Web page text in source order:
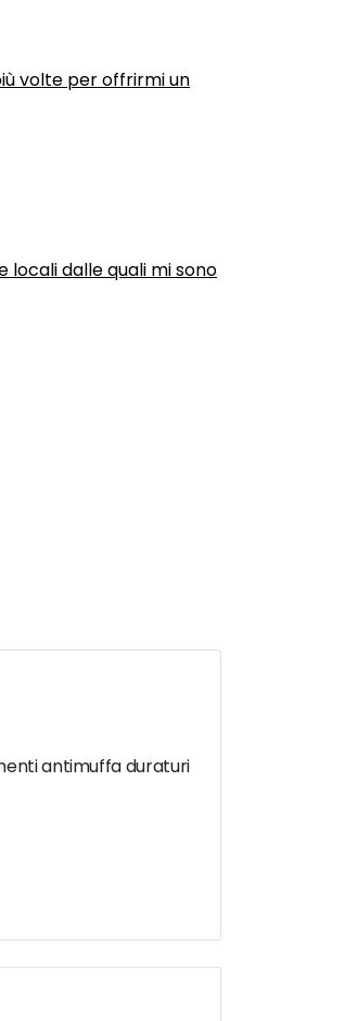
volte per offrirmi un
dalle quali mi sono
antimuffa duraturi